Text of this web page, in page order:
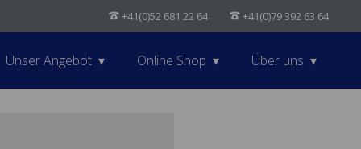
+41(0)52 681 22 64 +41(0)79 392 63 64
Unser Angebot Online Shop Über uns